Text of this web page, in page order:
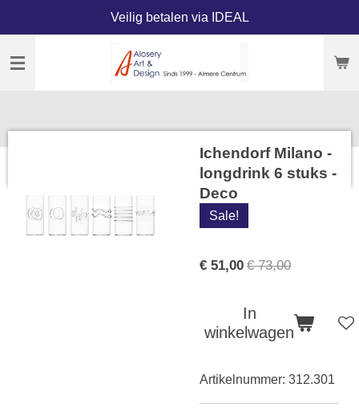
naar
Veilig betalen via IDEAL
Ichendorf Milano -
longdrink 6 stuks -
Deco
Sale!
€ 51,00 € 73,00
In
winkelwagen
Artikelnummer: 312.301